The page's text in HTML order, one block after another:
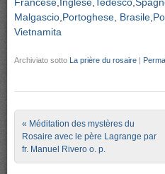
Francese Inglese Tedesco
Malgascio Portoghese, Brasile
Vietnamita
Archiviato sotto La prière du rosaire
Post navigation
« Méditation des mystères du
Rosaire avec le père Lagrange par
fr. Manuel Rivero o. p.